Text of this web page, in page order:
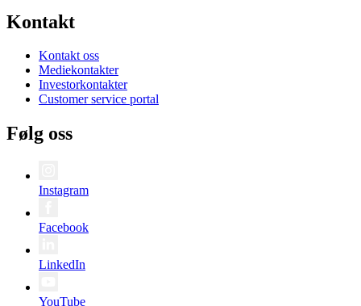
Kontakt
Kontakt oss
Mediekontakter
Investorkontakter
Customer service portal
Følg oss
Instagram
Facebook
LinkedIn
YouTube